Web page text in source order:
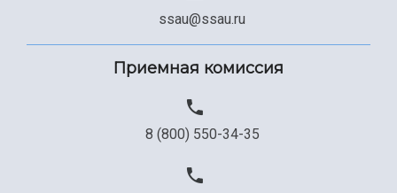
ssau@ssau.ru
Приемная комиссия
8 (800) 550-34-35